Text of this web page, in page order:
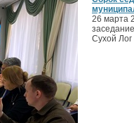
26 марта
Сухой Лог